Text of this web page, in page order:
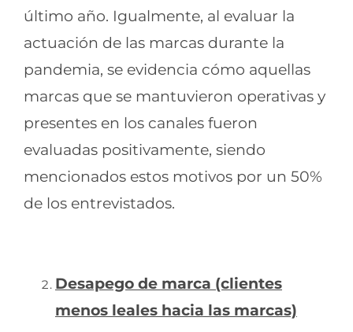
último año. Igualmente, al evaluar la
actuación de las marcas durante la
pandemia, se evidencia cómo aquellas
marcas que se mantuvieron operativas y
presentes en los canales fueron
evaluadas positivamente, siendo
mencionados estos motivos por un 50%
de los entrevistados.
Desapego de marca (clientes
menos leales hacia las marcas)